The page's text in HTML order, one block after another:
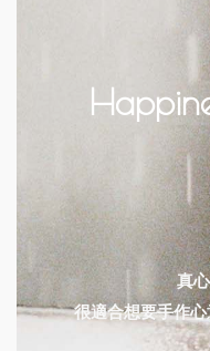
真
很適合想要手作